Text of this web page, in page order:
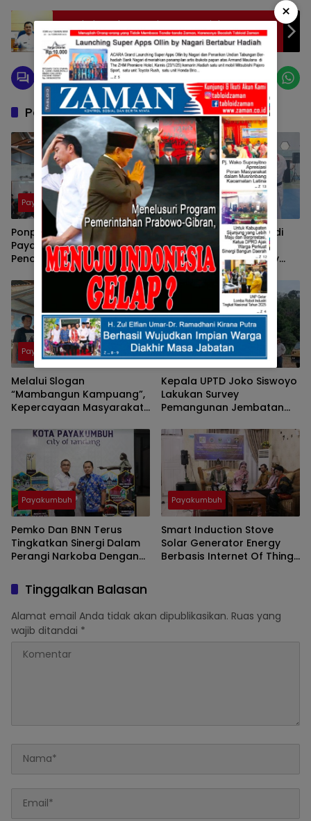
Pemkab Padang Pariaman Tunjukan
Komitmen terhadap Keterbukaan Informasi
Publik
Pos Terkait
Payakumbuh
Ponpes Dar El Ilmi
Payakumbuh Tegaskan
Penolakan Tawuran dan
Paham Radikalisme
Payakumbuh
Yendri Bodra Resmi Jadi
Ketua Lemkari Kota
Payakumbuh, Leonardy
Ajak Tingkatkan Prestasi
Payakumbuh
Melalui Slogan
“Mambangun Kampuang”,
Kepercayaan Masyarakat
Payakumbuh Masih Di Sisi
Irfendi Arbi
Payakumbuh
Kepala UPTD Joko Siswoyo
Lakukan Survey
Pemangunan Jembatan
Aktifitas Sehari-hari
Masyarakat.
Payakumbuh
Pemko Dan BNN Terus
Tingkatkan Sinergi Dalam
Perangi Narkoba Dengan
Payakumbuh
Smart Induction Stove
Solar Generator Energy
Berbasis Internet Of Thing
Tinggalkan Balasan
Alamat email Anda tidak akan dipublikasikan. Ruas yang
wajib ditandai *
×